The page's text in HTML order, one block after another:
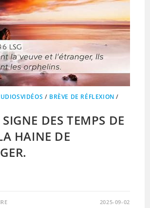
/ BRÈVE DE RÉFLEXION /
SIGNE DES TEMPS DE
HAINE DE
2025-09-02